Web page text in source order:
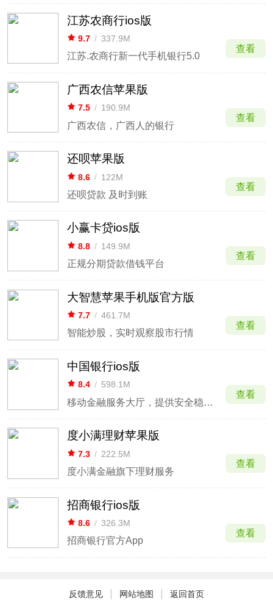
江苏农商行ios版
9.7 / 337.9M
江苏.农商行新一代手机银行5.0
查看
广西农信苹果版
7.5 / 190.9M
广西农信，广西人的银行
查看
还呗苹果版
8.6 / 122M
还呗贷款 及时到账
查看
小赢卡贷ios版
8.8 / 149.9M
正规分期贷款借钱平台
查看
大智慧苹果手机版官方版
7.7 / 461.7M
智能炒股，实时观察股市行情
查看
中国银行ios版
8.4 / 598.1M
移动金融服务大厅，提供安全稳定的转账汇款与资产管理。
查看
度小满理财苹果版
7.3 / 222.5M
度小满金融旗下理财服务
查看
招商银行ios版
8.6 / 326.3M
招商银行官方App
查看
反馈意见 网站地图 返回首页